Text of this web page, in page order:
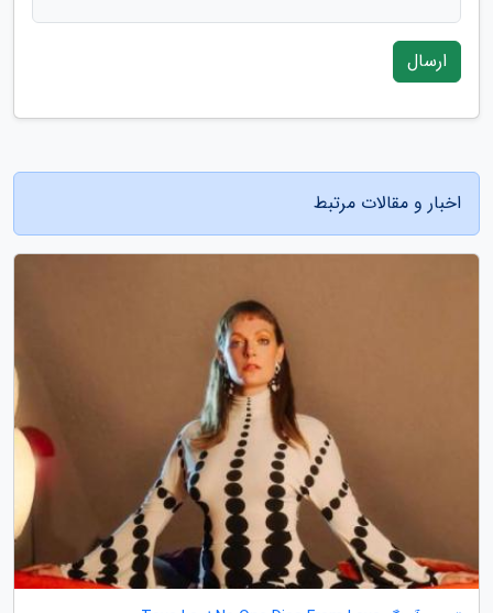
ارسال
اخبار و مقالات مرتبط